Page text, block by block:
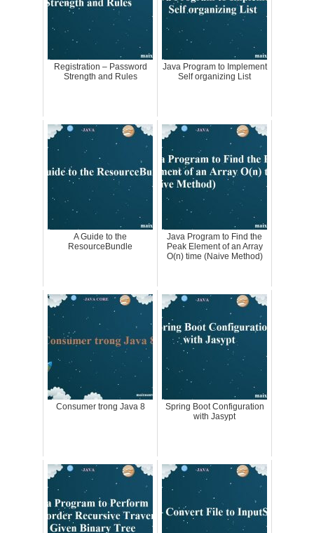
Registration – Password
Strength and Rules
Java Program to Implement
Self organizing List
A Guide to the
ResourceBundle
Java Program to Find the
Peak Element of an Array
O(n) time (Naive Method)
Consumer trong Java 8
Spring Boot Configuration
with Jasypt